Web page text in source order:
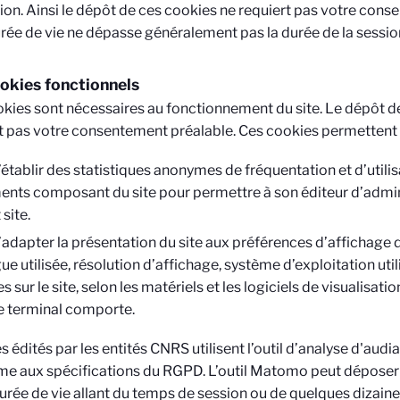
Ainsi le dépôt de ces cookies ne requiert pas votre
de vie ne dépasse généralement pas la durée de la
fonctionnels
sont nécessaires au fonctionnement du site. Le dépôt
pas votre consentement préalable. Ces cookies permettent
des statistiques anonymes de fréquentation et
composant du site pour permettre à son éditeur
site.
la présentation du site aux préférences d’affichage
utilisée, résolution d’affichage, système d’exploitation
sur le site, selon les matériels et les logiciels de
terminal comporte.
édités par les entités CNRS utilisent l’outil d’analyse
aux spécifications du RGPD. L’outil Matomo peut
de vie allant du temps de session ou de quelques